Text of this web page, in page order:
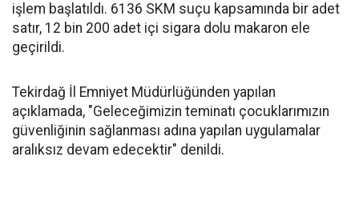
işlem başlatıldı. 6136 SKM suçu kapsamında bir adet
satır, 12 bin 200 adet içi sigara dolu makaron ele
geçirildi.
Tekirdağ İl Emniyet Müdürlüğünden yapılan
açıklamada, "Geleceğimizin teminatı çocuklarımızın
güvenliğinin sağlanması adına yapılan uygulamalar
aralıksız devam edecektir" denildi.